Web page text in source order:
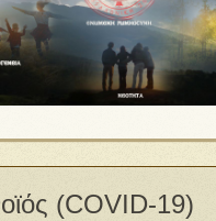
(COVID-19)